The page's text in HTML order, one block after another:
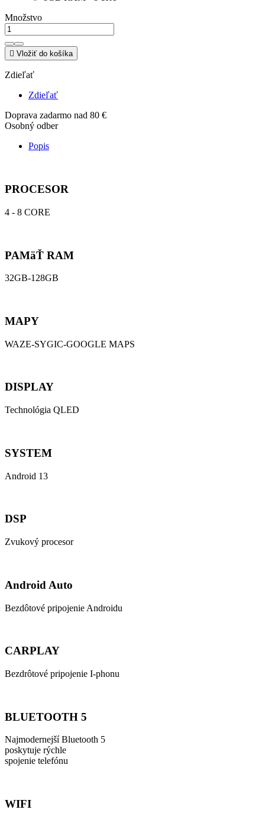
Množstvo
 Vložiť do košíka
Zdieľať
Zdieľať
Doprava zadarmo nad 80 €
Osobný odber
Popis
PROCESOR
4 - 8 CORE
PAMäŤ RAM
32GB-128GB
MAPY
WAZE-SYGIC-GOOGLE MAPS
DISPLAY
Technológia QLED
SYSTEM
Android 13
DSP
Zvukový procesor
Android Auto
Bezdôtové pripojenie Androidu
CARPLAY
Bezdrôtové pripojenie I-phonu
BLUETOOTH 5
Najmodernejší Bluetooth 5
poskytuje rýchle
spojenie telefónu
WIFI